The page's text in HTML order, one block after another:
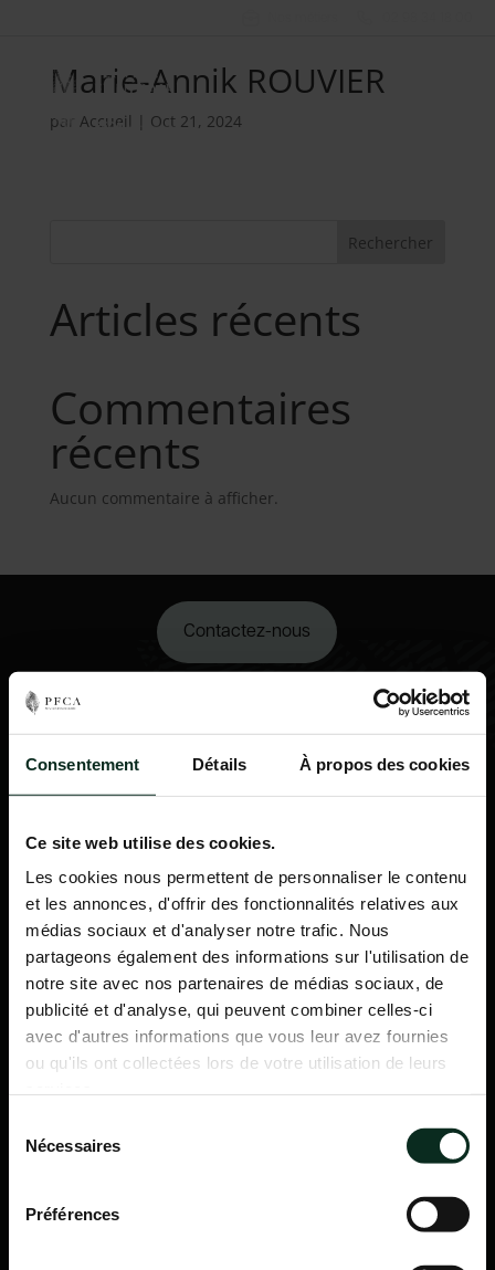
Consentement Détails À propos des cookies
Ce site web utilise des cookies.
Les cookies nous permettent de personnaliser le contenu
et les annonces, d'offrir des fonctionnalités relatives aux
médias sociaux et d'analyser notre trafic. Nous
partageons également des informations sur l'utilisation de
notre site avec nos partenaires de médias sociaux, de
publicité et d'analyse, qui peuvent combiner celles-ci
avec d'autres informations que vous leur avez fournies
ou qu'ils ont collectées lors de votre utilisation de leurs
Nécessaires
Préférences
Marie-Annik ROUVIER
par Accueil | Oct 21, 2024
Rechercher
Articles récents
Commentaires
récents
Aucun commentaire à afficher.
Contactez-nous